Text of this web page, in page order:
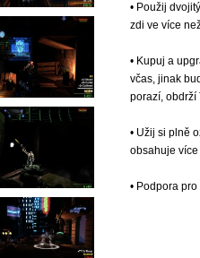
• Použij
zdi ve více
• Kupuj a
včas, jinak
porazí, obdrží
• Užij si plně
obsahuje
• Podpora